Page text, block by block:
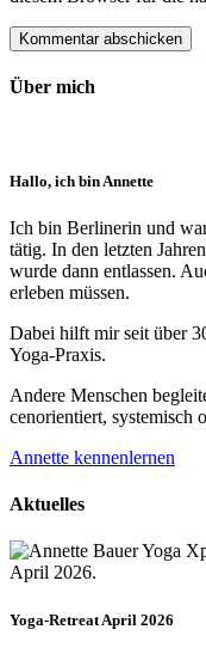
Über mich
Hallo, ich bin Annette
Ich bin Berlinerin und
tätig. In den letzten
wurde dann ent­lassen.
erleben müssen.
Dabei hilft mir seit über
Yoga-Praxis.
Andere Menschen
cenorien­tiert, systemisch
Annette kennenlernen
Aktuelles
Yoga-Retreat April 2026